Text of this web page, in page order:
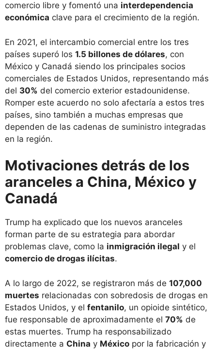
comercio libre y fomentó una interdependencia
económica clave para el crecimiento de la región.
En 2021, el intercambio comercial entre los tres
países superó los 1.5 billones de dólares, con
México y Canadá siendo los principales socios
comerciales de Estados Unidos, representando más
del 30% del comercio exterior estadounidense.
Romper este acuerdo no solo afectaría a estos tres
países, sino también a muchas empresas que
dependen de las cadenas de suministro integradas
en la región.
Motivaciones detrás de los
aranceles a China, México y
Canadá
Trump ha explicado que los nuevos aranceles
forman parte de su estrategia para abordar
problemas clave, como la inmigración ilegal y el
comercio de drogas ilícitas.
A lo largo de 2022, se registraron más de 107,000
muertes relacionadas con sobredosis de drogas en
Estados Unidos, y el fentanilo, un opioide sintético,
fue responsable de aproximadamente el 70% de
estas muertes. Trump ha responsabilizado
directamente a China y México por la fabricación y